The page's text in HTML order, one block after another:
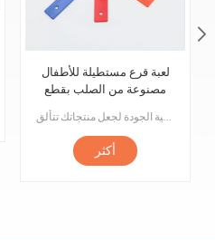
لعبة قرع مستطيلة للأطفال
مصنوعة من الصلب بقطع
البيانو إكسيليفون لوحة
معدنية
مرحبًا بكم في عالم أجهزة ألعاب الأطفال بألوان قوس قزح! تم تصميم قطعة القيثارة هذه خصيصًا للأطفال لتحفيز اهتمامهم وإبداعهم في الموسيقى. تُستخدم ملحقات البيانو الموسيقية هذه في العديد من الألعاب للعب أفكار إبداعية مختلفة. إذا كنت تحب قطعة القيثارة هذه أيضًا ، إذا كنت ترغب أيضًا في تصميم ألعاب موسيقية ممتعة لأطفالك ، فتفضل إلينا ، فنحن نقدم لك إكسسوارات موسيقية عالية الجودة لجعل منتجاتك تتألق.
أكثر